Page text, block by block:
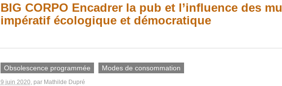
BIG CORPO Encadrer la pub et l’influence des
impératif écologique et démocratique
Obsolescence programmée Modes de consommation
9 juin 2020 , par Mathilde Dupré